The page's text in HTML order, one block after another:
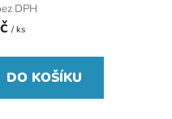
DPH
/ ks
DO KOŠÍKU